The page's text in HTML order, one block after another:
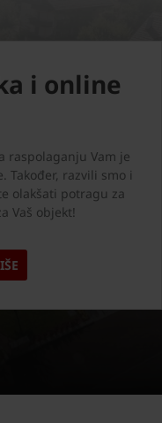
i online
raspolaganju Vam je
Također, razvili smo i
olakšati potragu za
Vaš objekt!